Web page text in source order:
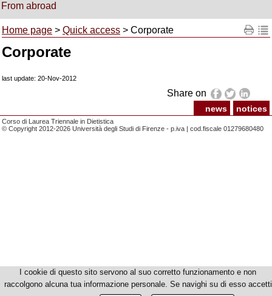
From abroad
Home page > Quick access > Corporate
Corporate
last update: 20-Nov-2012
Share on
news notices
Corso di Laurea Triennale in Dietistica
© Copyright 2012-2026 Università degli Studi di Firenze - p.iva | cod.fiscale 01279680480
I cookie di questo sito servono al suo corretto funzionamento e non
raccolgono alcuna tua informazione personale. Se navighi su di esso accetti